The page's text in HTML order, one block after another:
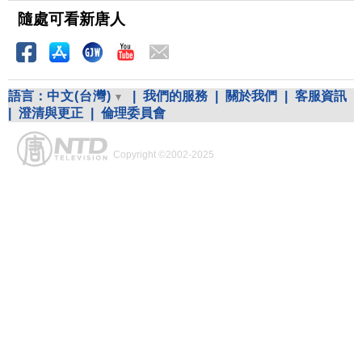
隨處可看新唐人
語言： 中文(台灣) 我們的服務 關於我們
客服資訊
澄清與更正 倫理委員會
Copyright ©2002-2025